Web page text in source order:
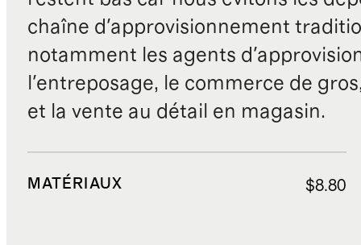
chaîne d'approvisionnement
notamment les agents
l'entreposage, le commerce de
et la vente au détail en magasin.
MATÉRIAUX $8.80